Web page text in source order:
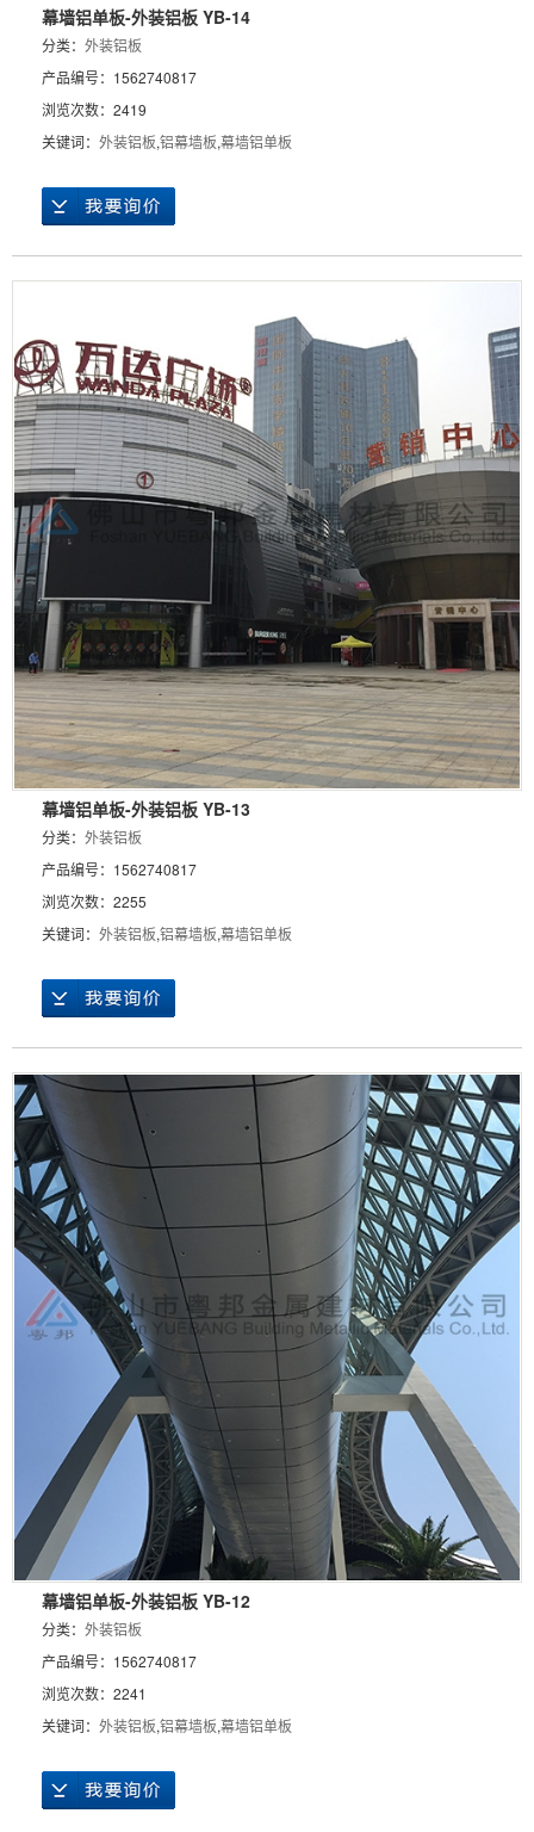
幕墙铝单板-外装铝板 YB-14
分类： 外装铝板
产品编号：1562740817
浏览次数：2419
关键词： 外装铝板,铝幕墙板,幕墙铝单板
幕墙铝单板-外装铝板 YB-13
分类： 外装铝板
产品编号：1562740817
浏览次数：2255
关键词： 外装铝板,铝幕墙板,幕墙铝单板
幕墙铝单板-外装铝板 YB-12
分类： 外装铝板
产品编号：1562740817
浏览次数：2241
关键词： 外装铝板,铝幕墙板,幕墙铝单板